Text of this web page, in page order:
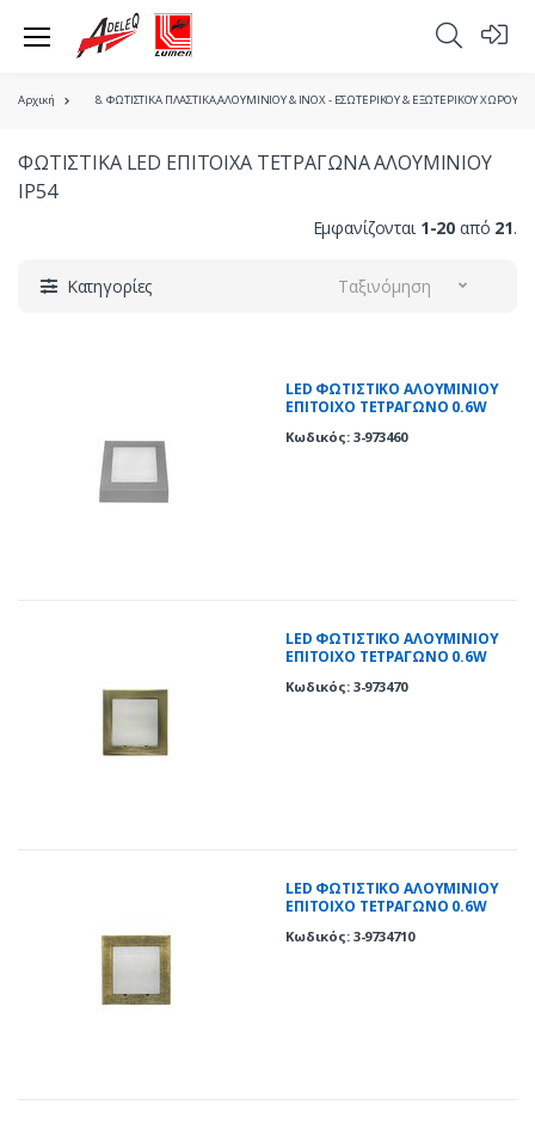
Αρχική 8. ΦΩΤΙΣΤΙΚΑ ΠΛΑΣΤΙΚΑ,ΑΛΟΥΜΙΝΙΟΥ & ΙΝΟΧ - ΕΣΩΤΕΡΙΚΟΥ & ΕΞΩΤΕΡΙΚΟΥ ΧΩΡΟΥ
ΦΩΤΙΣΤΙΚΑ LED ΕΠΙΤΟΙΧΑ ΤΕΤΡΑΓΩΝΑ ΑΛΟΥΜΙΝΙΟΥ
IP54
Εμφανίζονται 1-20 από 21.
Κατηγορίες Ταξινόμηση
LED ΦΩΤΙΣΤΙΚΟ ΑΛΟΥΜΙΝΙΟΥ
ΕΠΙΤΟΙΧΟ TETΡΑΓΩΝΟ 0.6W
Κωδικός: 3-973460
LED ΦΩΤΙΣΤΙΚΟ ΑΛΟΥΜΙΝΙΟΥ
ΕΠΙΤΟΙΧΟ TETΡΑΓΩΝΟ 0.6W
Κωδικός: 3-973470
LED ΦΩΤΙΣΤΙΚΟ ΑΛΟΥΜΙΝΙΟΥ
ΕΠΙΤΟΙΧO TETΡΑΓΩΝΟ 0.6W
Κωδικός: 3-9734710